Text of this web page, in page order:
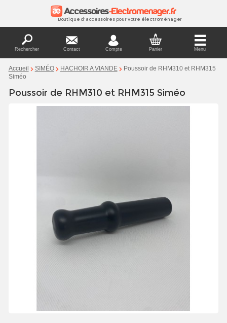
Boutique d'accessoires pour votre électroménager
Rechercher Contact Compte Panier Menu
Accueil SIMÉO HACHOIR A VIANDE
Poussoir de RHM310 et RHM315
Siméo
Poussoir de RHM310 et RHM315 Siméo